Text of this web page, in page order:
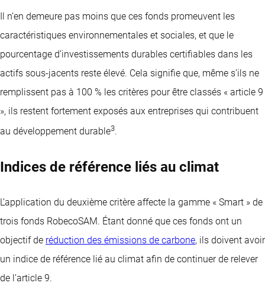
Il n’en demeure pas moins que ces fonds promeuvent les
caractéristiques environnementales et sociales, et que le
pourcentage d’investissements durables certifiables dans les
actifs sous-jacents reste élevé. Cela signifie que, même s’ils ne
remplissent pas à 100 % les critères pour être classés « article 9
», ils restent fortement exposés aux entreprises qui contribuent
au développement durable3.
Indices de référence liés au climat
L’application du deuxième critère affecte la gamme « Smart » de
trois fonds RobecoSAM. Étant donné que ces fonds ont un
objectif de réduction des émissions de carbone, ils doivent avoir
un indice de référence lié au climat afin de continuer de relever
de l’article 9.